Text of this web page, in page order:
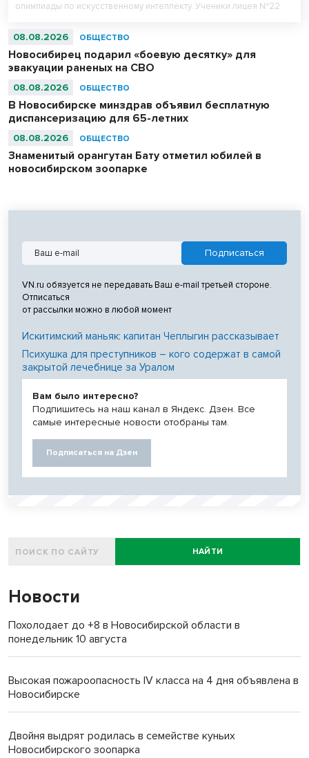
олимпиады по искусственному интеллекту. Ученики лицея №22
абсолютными чемпионами соревнований.
08.08.2026 ОБЩЕСТВО
Новосибирец подарил «боевую десятку» для
эвакуации раненых на СВО
08.08.2026 ОБЩЕСТВО
В Новосибирске минздрав объявил бесплатную
диспансеризацию для 65-летних
08.08.2026 ОБЩЕСТВО
Знаменитый орангутан Бату отметил юбилей в
новосибирском зоопарке
VN.ru обязуется не передавать Ваш e-mail третьей стороне.
Отписаться
от рассылки можно в любой момент
Искитимский маньяк: капитан Чеплыгин рассказывает
Психушка для преступников – кого содержат в самой
закрытой лечебнице за Уралом
Вам было интересно?
Подпишитесь на наш канал в Яндекс. Дзен. Все
самые интересные новости отобраны там.
Подписаться на Дзен
НАЙТИ
Новости
Похолодает до +8 в Новосибирской области в
понедельник 10 августа
Высокая пожароопасность IV класса на 4 дня объявлена в
Новосибирске
Двойня выдрят родилась в семействе куньих
Новосибирского зоопарка